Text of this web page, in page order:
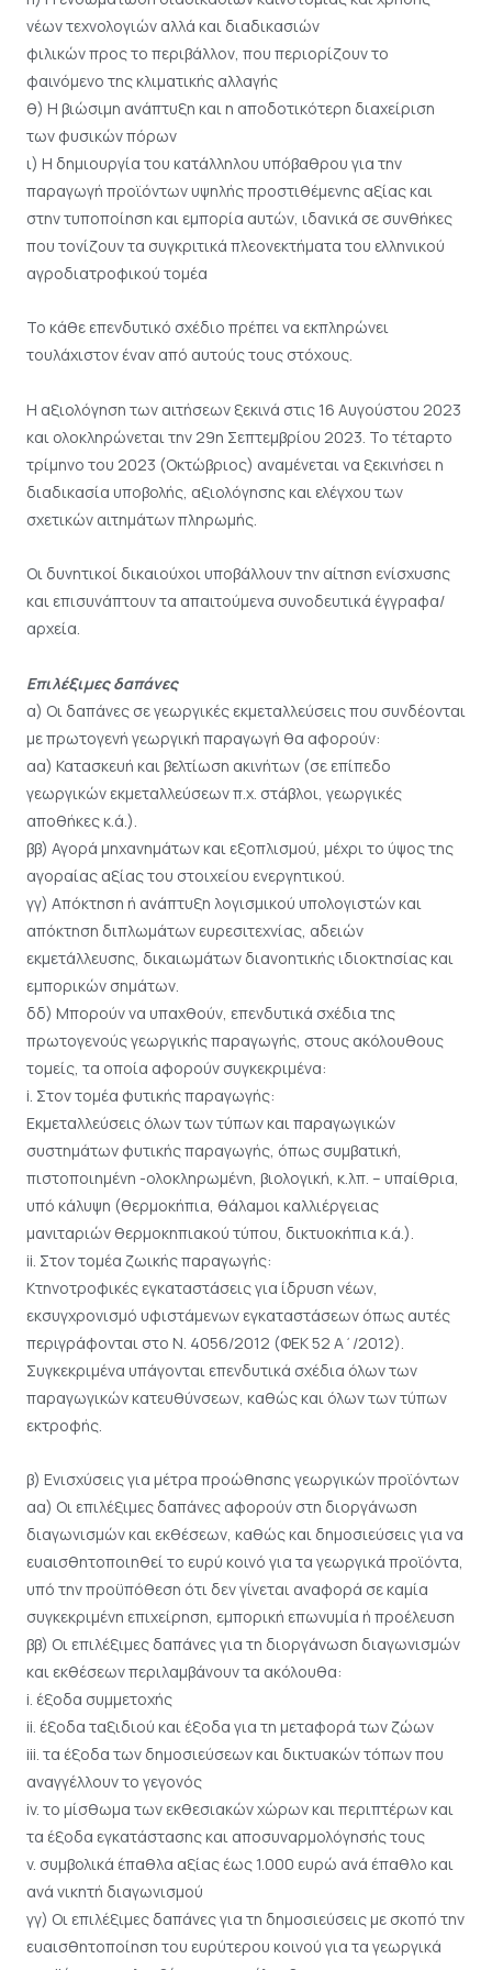
νέων τεχνολογιών αλλά και διαδικασιών
φιλικών προς το περιβάλλον, που περιορίζουν το
φαινόμενο της κλιματικής αλλαγής
θ) Η βιώσιμη ανάπτυξη και η αποδοτικότερη διαχείριση
των φυσικών πόρων
ι) Η δημιουργία του κατάλληλου υπόβαθρου για την
παραγωγή προϊόντων υψηλής προστιθέμενης αξίας και
στην τυποποίηση και εμπορία αυτών, ιδανικά σε συνθήκες
που τονίζουν τα συγκριτικά πλεονεκτήματα του ελληνικού
αγροδιατροφικού τομέα
Το κάθε επενδυτικό σχέδιο πρέπει να εκπληρώνει
τουλάχιστον έναν από αυτούς τους στόχους.
Η αξιολόγηση των αιτήσεων ξεκινά στις 16 Αυγούστου 2023
και ολοκληρώνεται την 29η Σεπτεμβρίου 2023. Το τέταρτο
τρίμηνο του 2023 (Οκτώβριος) αναμένεται να ξεκινήσει η
διαδικασία υποβολής, αξιολόγησης και ελέγχου των
σχετικών αιτημάτων πληρωμής.
Οι δυνητικοί δικαιούχοι υποβάλλουν την αίτηση ενίσχυσης
και επισυνάπτουν τα απαιτούμενα συνοδευτικά έγγραφα/
αρχεία.
Επιλέξιμες δαπάνες
α) Οι δαπάνες σε γεωργικές εκμεταλλεύσεις που συνδέονται
με πρωτογενή γεωργική παραγωγή θα αφορούν:
αα) Κατασκευή και βελτίωση ακινήτων (σε επίπεδο
γεωργικών εκμεταλλεύσεων π.χ. στάβλοι, γεωργικές
αποθήκες κ.ά.).
ββ) Αγορά μηχανημάτων και εξοπλισμού, μέχρι το ύψος της
αγοραίας αξίας του στοιχείου ενεργητικού.
γγ) Απόκτηση ή ανάπτυξη λογισμικού υπολογιστών και
απόκτηση διπλωμάτων ευρεσιτεχνίας, αδειών
εκμετάλλευσης, δικαιωμάτων διανοητικής ιδιοκτησίας και
εμπορικών σημάτων.
δδ) Μπορούν να υπαχθούν, επενδυτικά σχέδια της
πρωτογενούς γεωργικής παραγωγής, στους ακόλουθους
τομείς, τα οποία αφορούν συγκεκριμένα:
i. Στον τομέα φυτικής παραγωγής:
Εκμεταλλεύσεις όλων των τύπων και παραγωγικών
συστημάτων φυτικής παραγωγής, όπως συμβατική,
πιστοποιημένη -ολοκληρωμένη, βιολογική, κ.λπ. – υπαίθρια,
υπό κάλυψη (θερμοκήπια, θάλαμοι καλλιέργειας
μανιταριών θερμοκηπιακού τύπου, δικτυοκήπια κ.ά.).
ii. Στον τομέα ζωικής παραγωγής:
Κτηνοτροφικές εγκαταστάσεις για ίδρυση νέων,
εκσυγχρονισμό υφιστάμενων εγκαταστάσεων όπως αυτές
περιγράφονται στο Ν. 4056/2012 (ΦΕΚ 52 Α΄/2012).
Συγκεκριμένα υπάγονται επενδυτικά σχέδια όλων των
παραγωγικών κατευθύνσεων, καθώς και όλων των τύπων
εκτροφής.
β) Ενισχύσεις για μέτρα προώθησης γεωργικών προϊόντων
αα) Οι επιλέξιμες δαπάνες αφορούν στη διοργάνωση
διαγωνισμών και εκθέσεων, καθώς και δημοσιεύσεις για να
ευαισθητοποιηθεί το ευρύ κοινό για τα γεωργικά προϊόντα,
υπό την προϋπόθεση ότι δεν γίνεται αναφορά σε καμία
συγκεκριμένη επιχείρηση, εμπορική επωνυμία ή προέλευση
ββ) Οι επιλέξιμες δαπάνες για τη διοργάνωση διαγωνισμών
και εκθέσεων περιλαμβάνουν τα ακόλουθα:
i. έξοδα συμμετοχής
ii. έξοδα ταξιδιού και έξοδα για τη μεταφορά των ζώων
iii. τα έξοδα των δημοσιεύσεων και δικτυακών τόπων που
αναγγέλλουν το γεγονός
iv. το μίσθωμα των εκθεσιακών χώρων και περιπτέρων και
τα έξοδα εγκατάστασης και αποσυναρμολόγησής τους
v. συμβολικά έπαθλα αξίας έως 1.000 ευρώ ανά έπαθλο και
ανά νικητή διαγωνισμού
γγ) Οι επιλέξιμες δαπάνες για τη δημοσιεύσεις με σκοπό την
ευαισθητοποίηση του ευρύτερου κοινού για τα γεωργικά